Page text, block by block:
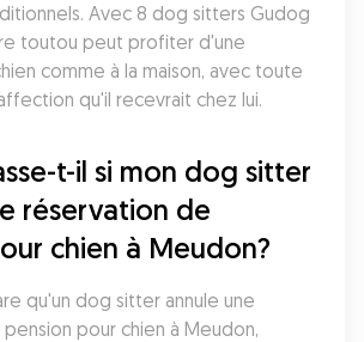
Avec 8 dog sitters Gudog
toutou peut profiter d'une
comme à la maison, avec toute
qu'il recevrait chez lui.
t-il si mon dog sitter
réservation de
chien à Meudon?
qu'un dog sitter annule une
pour chien à Meudon,